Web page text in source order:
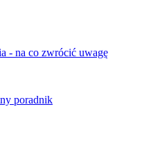
- na co zwrócić uwagę
poradnik